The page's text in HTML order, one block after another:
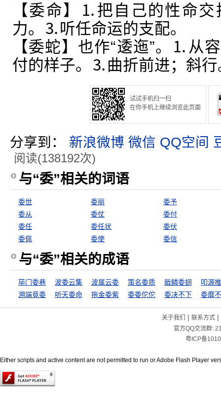
【委命】⒈把自己的性命
力。⒊听任命运的支配。
【委蛇】也作“逶迤”。⒈从
付的样子。⒊曲折前进；斜行
试试手机扫一扫
在你手机上继续浏览此页面
分享到： 新浪微博 微信 QQ空间
阅读(138192次)
与“委”相关的词语
委世 委丽
委予
委从
委仗
委付
委任
委任状
委伏
委佩
委使 委信
与“委”相关的成语
荜门委巷 波委云集 波属云委 策名委质 戢鳞委翅
叩源
溯端竟委
听天委命 拖金委紫 委委佗佗 委决不下 委靡
关于我们 | 联系方式|
官方QQ交流群:
粤ICP备
Either scripts and active content are not permitted to run or Adobe Flash Player